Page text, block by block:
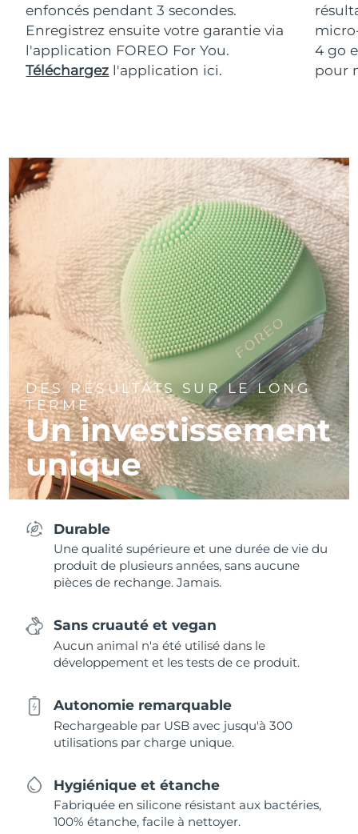
enfoncés pendant 3 secondes.
Enregistrez ensuite votre garantie via
l'application FOREO For You.
Téléchargez l'application ici.
4 go
pour
DES RÉSULTATS SUR LE LONG
TERME
Un investissement
unique
Durable
Une qualité supérieure et une durée de vie du
produit de plusieurs années, sans aucune
pièces de rechange. Jamais.
Sans cruauté et vegan
Aucun animal n'a été utilisé dans le
développement et les tests de ce produit.
Autonomie remarquable
Rechargeable par USB avec jusqu'à 300
utilisations par charge unique.
Hygiénique et étanche
Fabriquée en silicone résistant aux bactéries,
100% étanche, facile à nettoyer.